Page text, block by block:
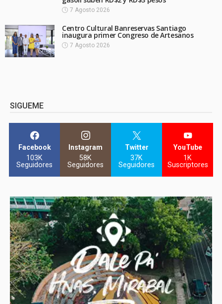
7 Agosto 2026
Centro Cultural Banreservas Santiago
inaugura primer Congreso de Artesanos
7 Agosto 2026
SIGUEME
Facebook
103K
Seguidores
Instagram
58K
Seguidores
Twitter
37K
Seguidores
YouTube
1K
Suscriptores